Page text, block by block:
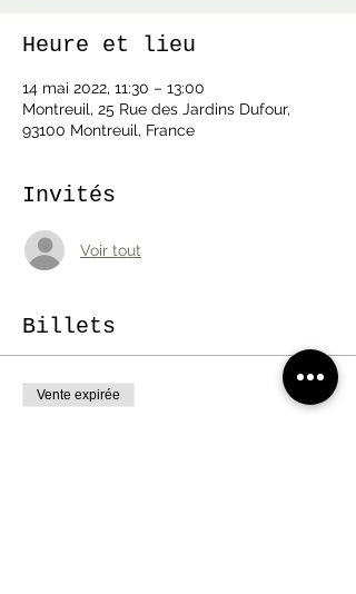
Heure et lieu
14 mai 2022, 11:30 – 13:00
Montreuil, 25 Rue des Jardins Dufour,
93100 Montreuil, France
Invités
Voir tout
Billets
Vente expirée